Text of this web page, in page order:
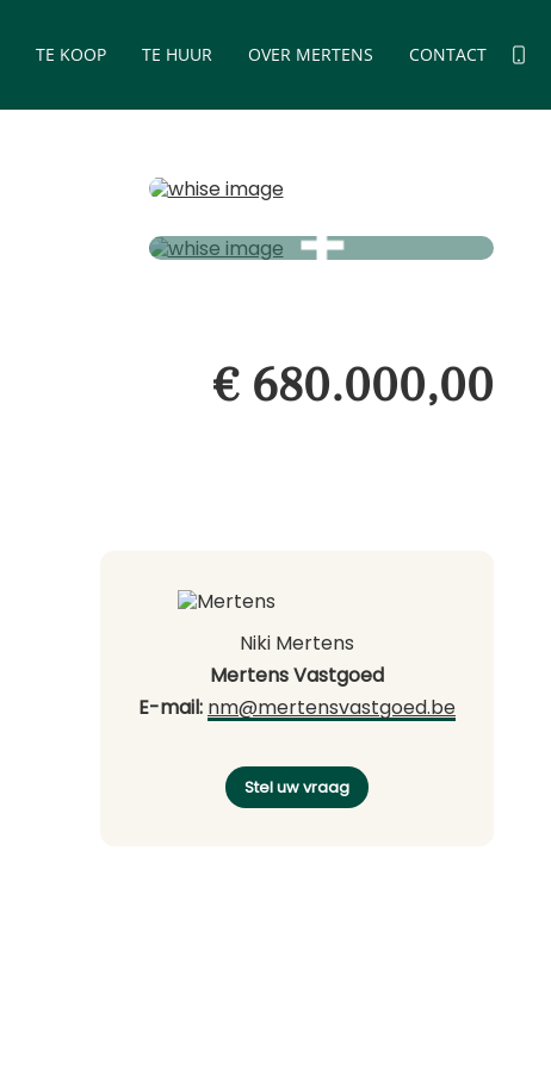
TE KOOP TE HUUR OVER MERTENS CONTACT
€ 680.000,00
Niki Mertens
Mertens Vastgoed
E-mail: nm@mertensvastgoed.be
Stel uw vraag